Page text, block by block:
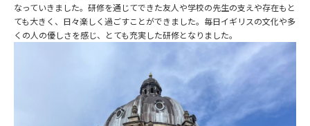
なっていきました。研修を通じてできた友人や学校の先生の支えや存在もと
ても大きく、日々楽しく過ごすことができました。毎日イギリスの文化や多
くの人の優しさを感じ、とても充実した研修となりました。